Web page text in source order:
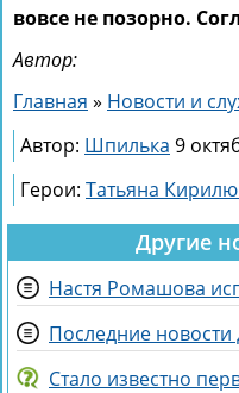
вовсе не позорно.
Автор:
Главная » Новости и
Автор: Шпилька 9
Герои: Татьяна
Другие